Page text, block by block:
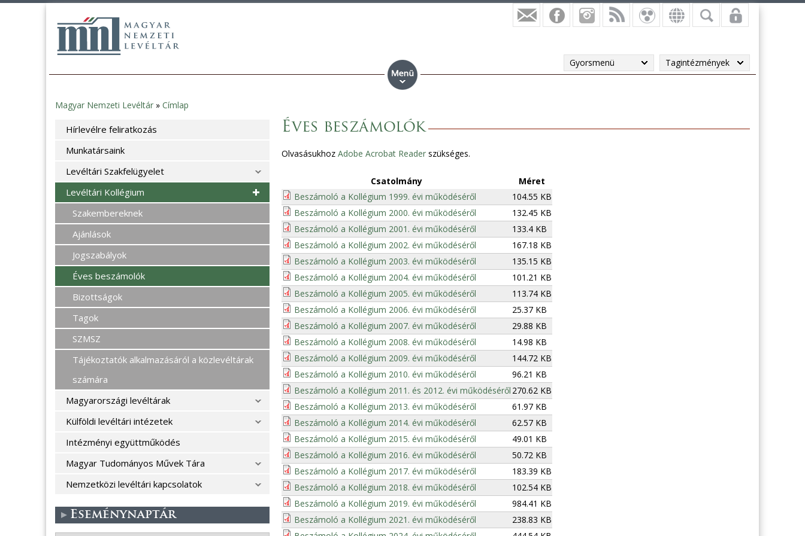
Gyorsmenü Tagintézmények
Jelenlegi
hely
Magyar Nemzeti Levéltár » Címlap
Éves beszámolók
Olvasásukhoz Adobe Acrobat Readerszükséges.
Csatolmány
Méret
Beszámoló a Kollégium 1999. évi működéséről
104.55 KB
Beszámoló a Kollégium 2000. évi működéséről
132.45 KB
Beszámoló a Kollégium 2001. évi működéséről
133.4 KB
Beszámoló a Kollégium 2002. évi működéséről
167.18 KB
Beszámoló a Kollégium 2003. évi működéséről
135.15 KB
Beszámoló a Kollégium 2004. évi működéséről
101.21 KB
Beszámoló a Kollégium 2005. évi működéséről
113.74 KB
Beszámoló a Kollégium 2006. évi működéséről
25.37 KB
Beszámoló a Kollégium 2007. évi működéséről
29.88 KB
Beszámoló a Kollégium 2008. évi működéséről
14.98 KB
Beszámoló a Kollégium 2009. évi működéséről
144.72 KB
Beszámoló a Kollégium 2010. évi működéséről
96.21 KB
Beszámoló a Kollégium 2011. és 2012. évi működéséről 270.62 KB
Beszámoló a Kollégium 2013. évi működéséről
61.97 KB
Beszámoló a Kollégium 2014. évi működéséről
62.57 KB
Beszámoló a Kollégium 2015. évi működéséről
49.01 KB
Beszámoló a Kollégium 2016. évi működéséről
50.72 KB
Beszámoló a Kollégium 2017. évi működéséről
183.39 KB
Beszámoló a Kollégium 2018. évi működéséről
102.54 KB
Beszámoló a Kollégium 2019. évi működéséről
984.41 KB
Beszámoló a Kollégium 2021. évi működéséről
238.83 KB
Hírlevélre feliratkozás
Munkatársaink
Levéltári Szakfelügyelet
Levéltári Kollégium
Szakembereknek
Ajánlások
Jogszabályok
Éves beszámolók
Bizottságok
Tagok
SZMSZ
Tájékoztatók alkalmazásáról a közlevéltárak
számára
Magyarországi levéltárak
Külföldi levéltári intézetek
Intézményi együttműködés
Magyar Tudományos Művek Tára
Nemzetközi levéltári kapcsolatok
Eseménynaptár